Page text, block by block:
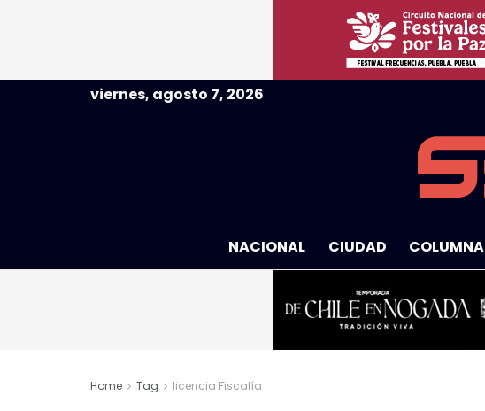
viernes, agosto 7, 2026
NACIONAL CIUDAD COLUMNA
Home Tag licencia Fiscalía